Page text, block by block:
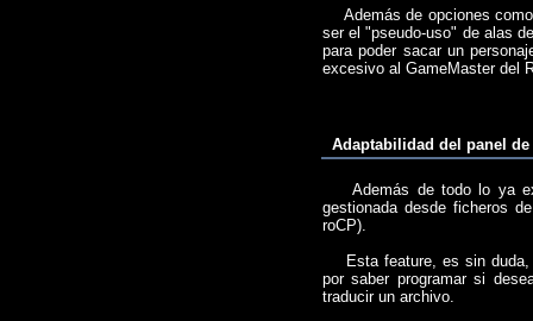
Además de opciones como
ser el "pseudo-uso" de alas
para poder sacar un
excesivo al GameMaster del
Adaptabilidad del panel
Además de todo lo ya
gestionada desde ficheros
roCP).
Esta feature, es sin duda,
por saber programar si
traducir un archivo.